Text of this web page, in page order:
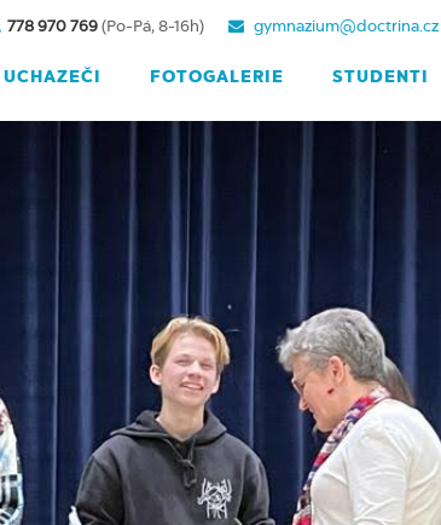
UCHAZEČI FOTOGALERIE STUDENTI
778 970 769 (Po-Pá, 8-16h) gymnazium@doctrina.cz